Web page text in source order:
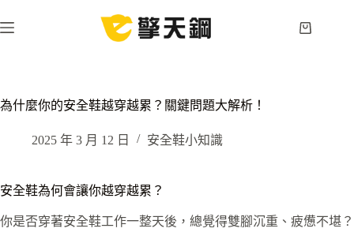
至
容
購
為什麼你的安全鞋越穿越累？關鍵問題大解析！
2025 年 3 月 12 日 安全鞋小知識
安全鞋為何會讓你越穿越累？
你是否穿著安全鞋工作一整天後，總覺得雙腳沉重、疲憊不堪？